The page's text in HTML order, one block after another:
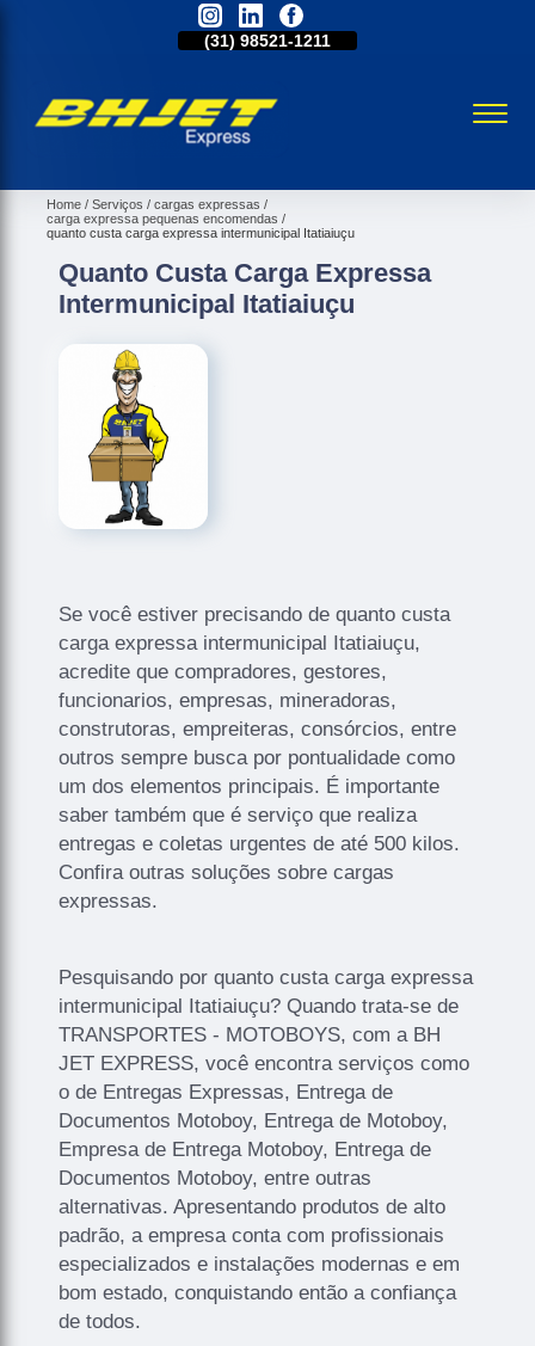
(31) 98521-1211
Home Serviços
cargas expressas
carga expressa pequenas encomendas
quanto custa carga expressa intermunicipal Itatiaiuçu
Quanto Custa Carga Expressa
Intermunicipal Itatiaiuçu
Se você estiver precisando de quanto custa
carga expressa intermunicipal Itatiaiuçu,
acredite que compradores, gestores,
funcionarios, empresas, mineradoras,
construtoras, empreiteras, consórcios, entre
outros sempre busca por pontualidade como
um dos elementos principais. É importante
saber também que é serviço que realiza
entregas e coletas urgentes de até 500 kilos.
Confira outras soluções sobre cargas
expressas.
Pesquisando por quanto custa carga expressa
intermunicipal Itatiaiuçu? Quando trata-se de
TRANSPORTES - MOTOBOYS, com a BH
JET EXPRESS, você encontra serviços como
o de Entregas Expressas, Entrega de
Documentos Motoboy, Entrega de Motoboy,
Empresa de Entrega Motoboy, Entrega de
Documentos Motoboy, entre outras
alternativas. Apresentando produtos de alto
padrão, a empresa conta com profissionais
especializados e instalações modernas e em
bom estado, conquistando então a confiança
de todos.